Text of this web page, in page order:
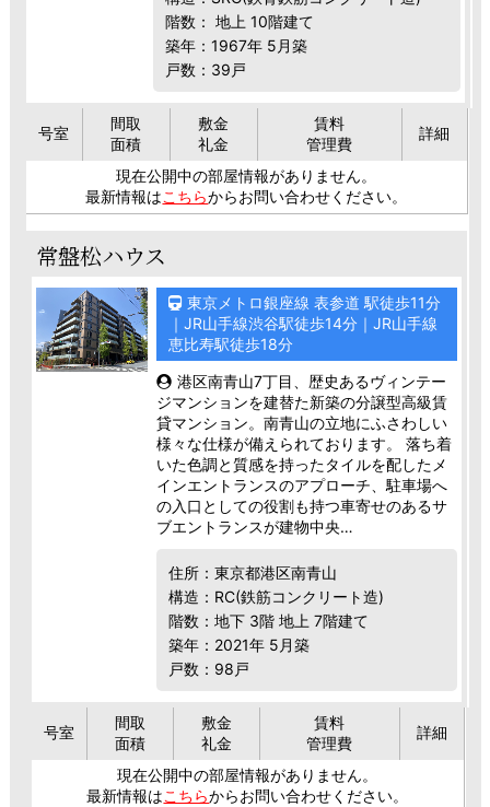
階数： 地上 10階建て
築年：1967年 5月築
戸数：39戸
号室
間取
面積
敷金
礼金
賃料
管理費
詳細
現在公開中の部屋情報がありません。
最新情報はこちらからお問い合わせください。
常盤松ハウス
東京メトロ銀座線 表参道 駅徒歩11分
｜JR山手線渋谷駅徒歩14分｜JR山手線
恵比寿駅徒歩18分
港区南青山7丁目、歴史あるヴィンテー
ジマンションを建替た新築の分譲型高級賃
貸マンション。南青山の立地にふさわしい
様々な仕様が備えられております。 落ち着
いた色調と質感を持ったタイルを配したメ
インエントランスのアプローチ、駐車場へ
の入口としての役割も持つ車寄せのあるサ
ブエントランスが建物中央…
住所：東京都港区南青山
構造：RC(鉄筋コンクリート造)
階数：地下 3階 地上 7階建て
築年：2021年 5月築
戸数：98戸
号室
間取
面積
敷金
礼金
賃料
管理費
詳細
現在公開中の部屋情報がありません。
最新情報はこちらからお問い合わせください。